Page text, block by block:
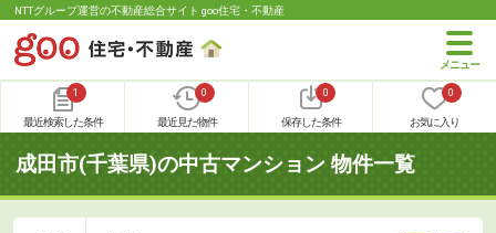
NTTグループ運営の不動産総合サイト goo住宅・不動産
1
最近検索した条件
0
最近見た物件
0
保存した条件
0
お気に入り
成田市(千葉県)の中古マンション 物件一覧